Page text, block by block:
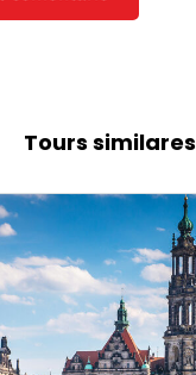
Tours similares